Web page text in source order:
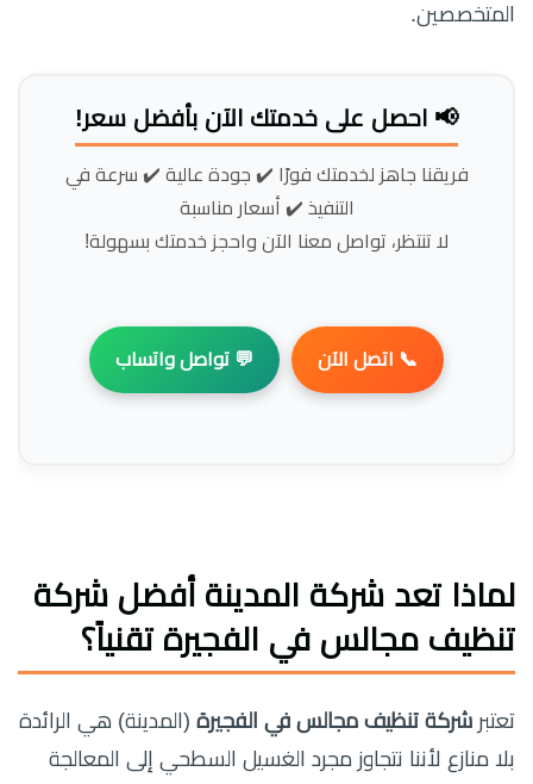
المتخصصين.
📢 احصل على خدمتك الآن بأفضل سعر!
فريقنا جاهز لخدمتك فورًا ✔️ جودة عالية ✔️ سرعة في
التنفيذ ✔️ أسعار مناسبة
لا تنتظر، تواصل معنا الآن واحجز خدمتك بسهولة!
📞 اتصل الآن 💬 تواصل واتساب
لماذا تعد شركة المدينة أفضل شركة
تنظيف مجالس في الفجيرة تقنياً؟
تعتبر شركة تنظيف مجالس في الفجيرة (المدينة) هي الرائدة
بلا منازع لأننا نتجاوز مجرد الغسيل السطحي إلى المعالجة